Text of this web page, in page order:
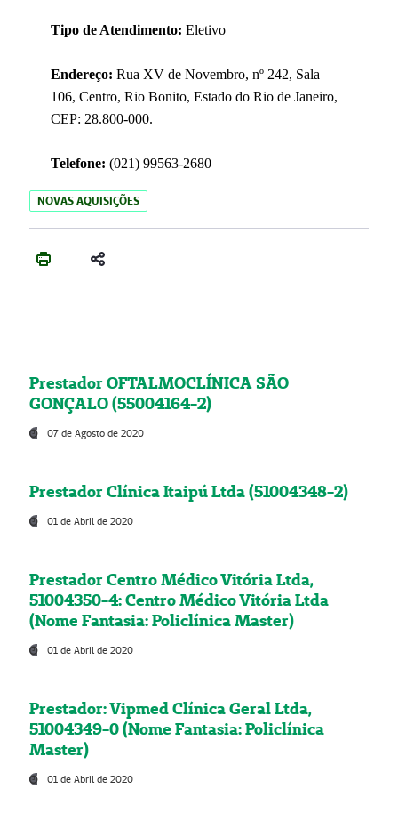
Tipo de Atendimento: Eletivo
Endereço: Rua XV de Novembro, nº 242, Sala
106, Centro, Rio Bonito, Estado do Rio de Janeiro,
CEP: 28.800-000.
Telefone: (021) 99563-2680
NOVAS AQUISIÇÕES
Prestador OFTALMOCLÍNICA SÃO
GONÇALO (55004164-2)
07 de Agosto de 2020
Prestador Clínica Itaipú Ltda (51004348-2)
01 de Abril de 2020
Prestador Centro Médico Vitória Ltda,
51004350-4: Centro Médico Vitória Ltda
(Nome Fantasia: Policlínica Master)
01 de Abril de 2020
Prestador: Vipmed Clínica Geral Ltda,
51004349-0 (Nome Fantasia: Policlínica
Master)
01 de Abril de 2020